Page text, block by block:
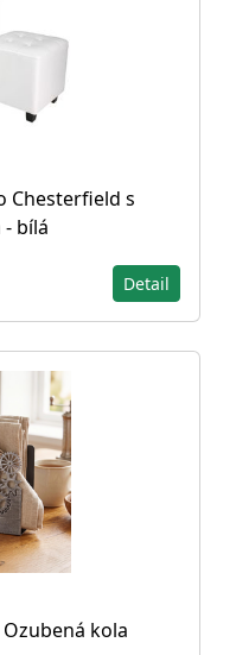
Chesterfield s
bílá
Detail
kola